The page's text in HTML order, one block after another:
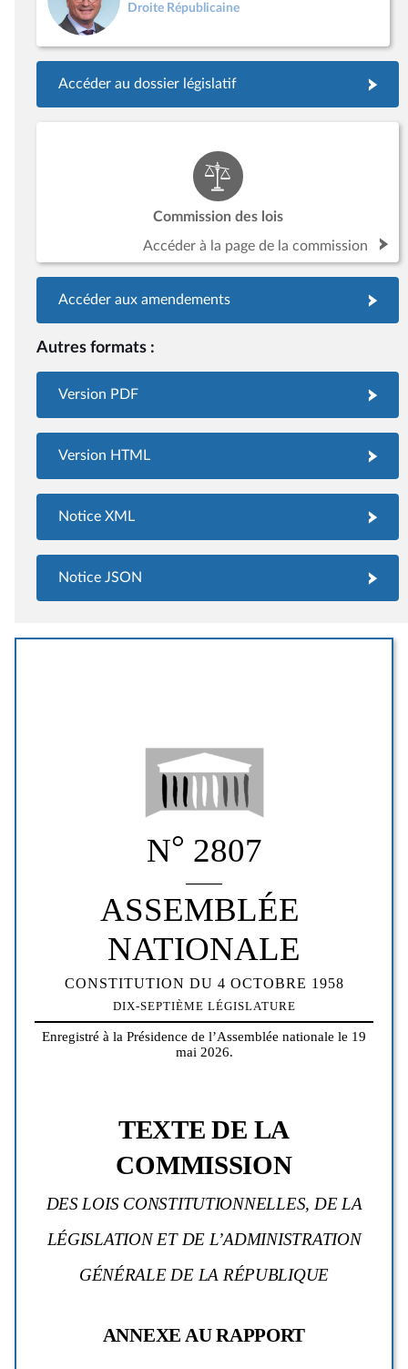
Droite Républicaine
Accéder au dossier législatif
Commission des lois
Accéder à la page de la commission
Accéder aux amendements
Autres formats :
Version PDF
Version HTML
Notice XML
Notice JSON